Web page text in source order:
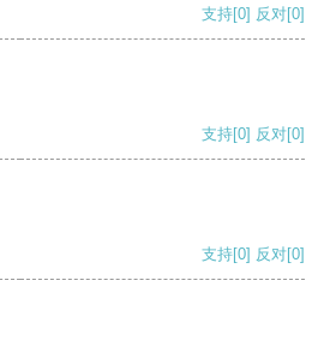
支持[0] 反对[0]
支持[0] 反对[0]
支持[0] 反对[0]